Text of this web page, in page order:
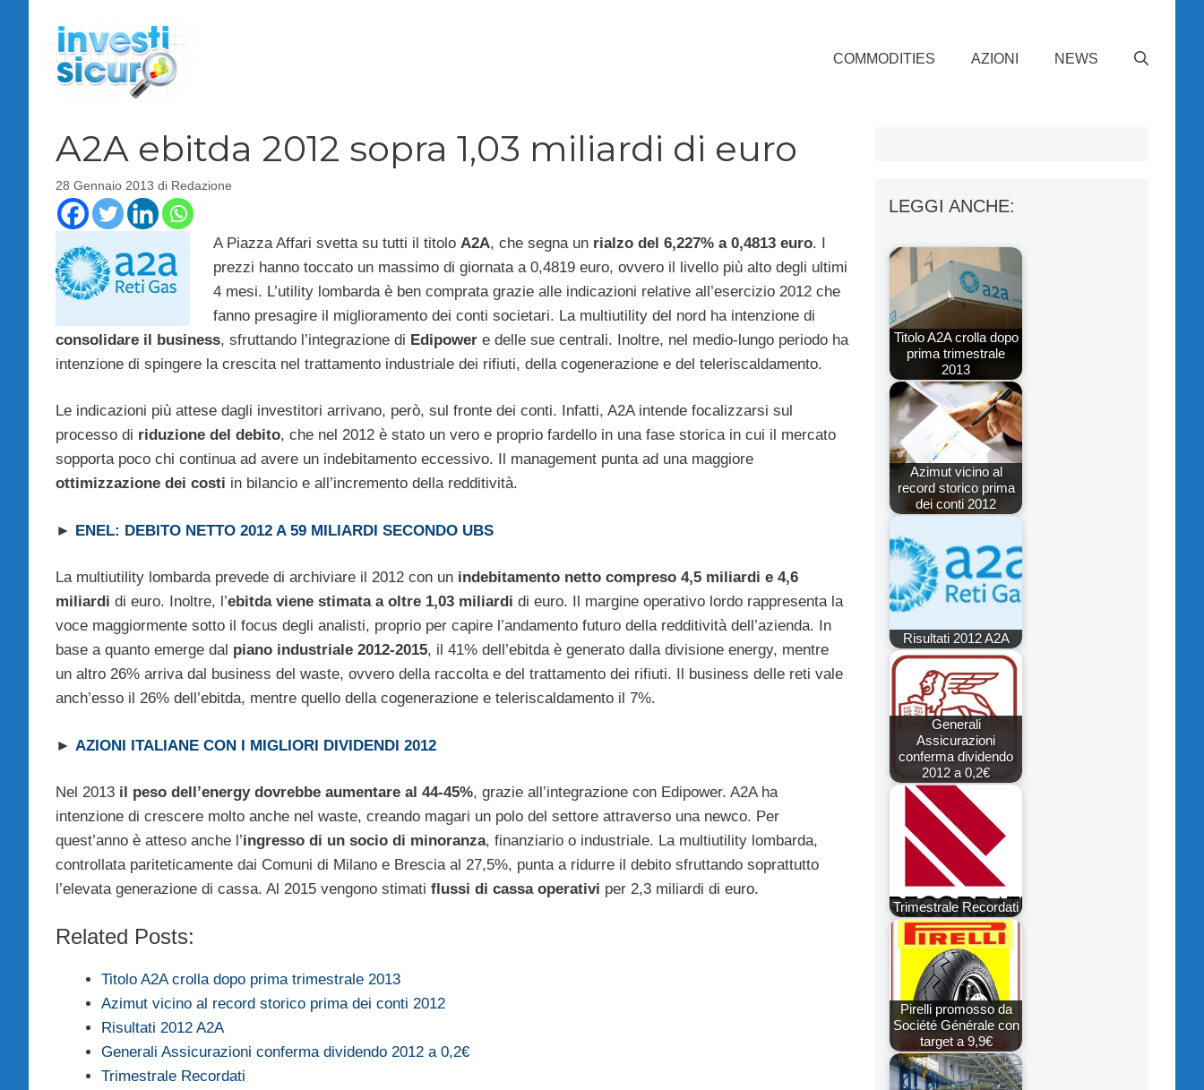
contenuto
COMMODITIES AZIONI NEWS
A2A ebitda 2012 sopra 1,03 miliardi di euro
28 Gennaio 2013 di Redazione
A Piazza Affari svetta su tutti il titolo A2A, che segna un rialzo del 6,227% a 0,4813 euro. I
prezzi hanno toccato un massimo di giornata a 0,4819 euro, ovvero il livello più alto degli ultimi
4 mesi. L’utility lombarda è ben comprata grazie alle indicazioni relative all’esercizio 2012 che
fanno presagire il miglioramento dei conti societari. La multiutility del nord ha intenzione di
consolidare il business, sfruttando l’integrazione di Edipower e delle sue centrali. Inoltre, nel medio-lungo periodo ha
intenzione di spingere la crescita nel trattamento industriale dei rifiuti, della cogenerazione e del teleriscaldamento.
Le indicazioni più attese dagli investitori arrivano, però, sul fronte dei conti. Infatti, A2A intende focalizzarsi sul
processo di riduzione del debito, che nel 2012 è stato un vero e proprio fardello in una fase storica in cui il mercato
sopporta poco chi continua ad avere un indebitamento eccessivo. Il management punta ad una maggiore
ottimizzazione dei costi in bilancio e all’incremento della redditività.
► ENEL: DEBITO NETTO 2012 A 59 MILIARDI SECONDO UBS
La multiutility lombarda prevede di archiviare il 2012 con un indebitamento netto compreso 4,5 miliardi e 4,6
miliardi di euro. Inoltre, l’ebitda viene stimata a oltre 1,03 miliardi di euro. Il margine operativo lordo rappresenta la
voce maggiormente sotto il focus degli analisti, proprio per capire l’andamento futuro della redditività dell’azienda. In
base a quanto emerge dal piano industriale 2012-2015, il 41% dell’ebitda è generato dalla divisione energy, mentre
un altro 26% arriva dal business del waste, ovvero della raccolta e del trattamento dei rifiuti. Il business delle reti vale
anch’esso il 26% dell’ebitda, mentre quello della cogenerazione e teleriscaldamento il 7%.
► AZIONI ITALIANE CON I MIGLIORI DIVIDENDI 2012
Nel 2013 il peso dell’energy dovrebbe aumentare al 44-45%, grazie all’integrazione con Edipower. A2A ha
intenzione di crescere molto anche nel waste, creando magari un polo del settore attraverso una newco. Per
quest’anno è atteso anche l’ingresso di un socio di minoranza, finanziario o industriale. La multiutility lombarda,
controllata pariteticamente dai Comuni di Milano e Brescia al 27,5%, punta a ridurre il debito sfruttando soprattutto
l’elevata generazione di cassa. Al 2015 vengono stimati flussi di cassa operativi per 2,3 miliardi di euro.
Related Posts:
Titolo A2A crolla dopo prima trimestrale 2013
Azimut vicino al record storico prima dei conti 2012
Risultati 2012 A2A
Generali Assicurazioni conferma dividendo 2012 a 0,2€
Trimestrale Recordati
LEGGI ANCHE:
Titolo A2A crolla dopo
prima trimestrale
2013
Azimut vicino al
record storico prima
dei conti 2012
Risultati 2012 A2A
Generali
Assicurazioni
conferma dividendo
2012 a 0,2€
Trimestrale Recordati
Pirelli promosso da
Société Générale con
target a 9,9€